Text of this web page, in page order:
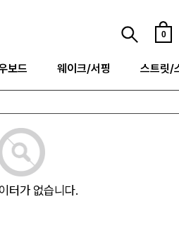
0
보드 웨이크/서핑 스트릿/
터가 없습니다.